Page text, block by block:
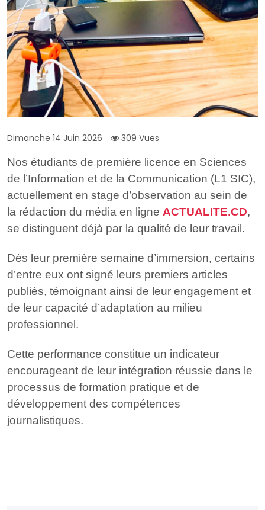
Dimanche 14 Juin 2026 309 Vues
Nos étudiants de première licence en Sciences
de l’Information et de la Communication (L1 SIC),
actuellement en stage d’observation au sein de
la rédaction du média en ligne ACTUALITE.CD,
se distinguent déjà par la qualité de leur travail.
Dès leur première semaine d’immersion, certains
d’entre eux ont signé leurs premiers articles
publiés, témoignant ainsi de leur engagement et
de leur capacité d’adaptation au milieu
professionnel.
Cette performance constitue un indicateur
encourageant de leur intégration réussie dans le
processus de formation pratique et de
développement des compétences
journalistiques.